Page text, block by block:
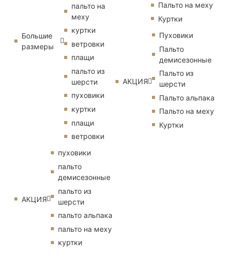
Большие
размеры
пальто на
меху
куртки
ветровки
плащи
пальто из
шерсти
пуховики
куртки
плащи
ветровки
АКЦИЯ
пуховики
пальто
демисезонные
пальто из
шерсти
пальто альпака
пальто на меху
куртки
Пальто на меху
Куртки
АКЦИЯ
Пуховики
Пальто
демисезонные
Пальто из
шерсти
Пальто альпака
Пальто на меху
Куртки